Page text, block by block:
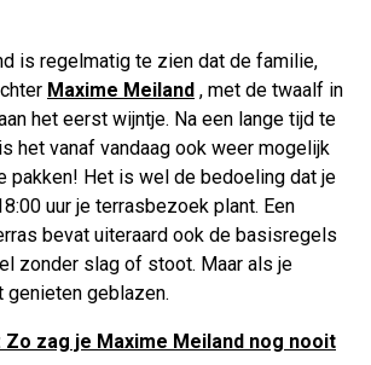
is regelmatig te zien dat de familie,
Maxime Meiland , met de twaalf in
het eerst wijntje. Na een lange tijd te
het vanaf vandaag ook weer mogelijk
pakken! Het is wel de bedoeling dat je
uur je terrasbezoek plant. Een
bevat uiteraard ook de basisregels
zonder slag of stoot. Maar als je
geblazen.
Zo zag je Maxime Meiland nog nooit